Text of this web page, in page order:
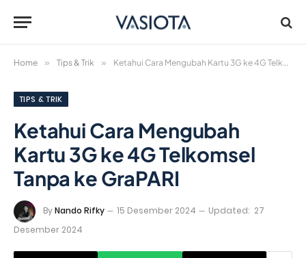
Home » Tips & Trik » Ketahui Cara Mengubah Kartu 3G ke 4G Telkomsel Tanpa ke GraPARI
TIPS & TRIK
Ketahui Cara Mengubah
Kartu 3G ke 4G Telkomsel
Tanpa ke GraPARI
ByNando Rifky 15 Desember 2024 Updated: 27
Desember 2024